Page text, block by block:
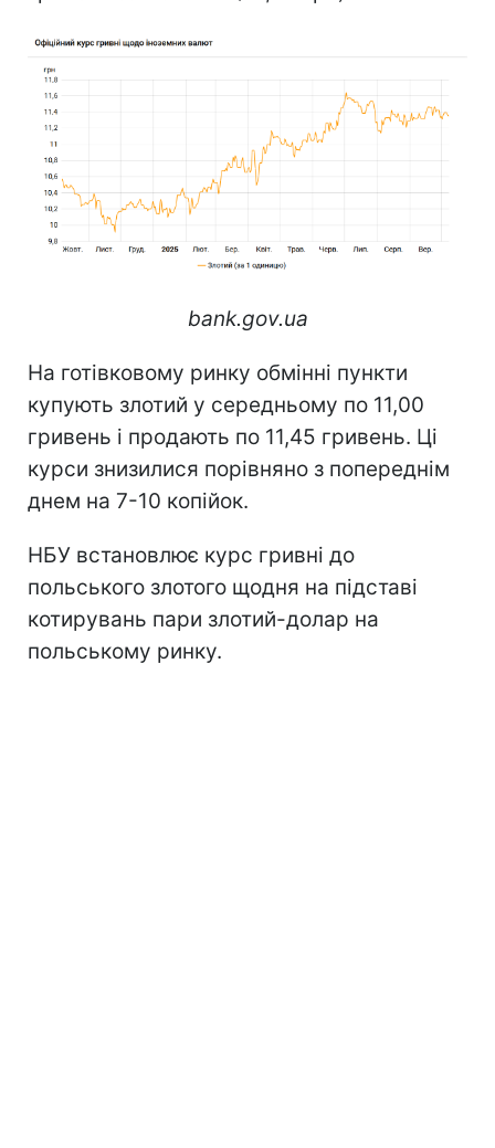
bank.gov.ua
На готівковому ринку обмінні пункти
купують злотий у середньому по 11,00
гривень і продають по 11,45 гривень. Ці
курси знизилися порівняно з попереднім
днем на 7-10 копійок.
НБУ встановлює курс гривні до
польського злотого щодня на підставі
котирувань пари злотий-долар на
польському ринку.